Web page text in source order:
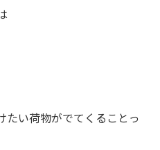
たい荷物がでてくることっ